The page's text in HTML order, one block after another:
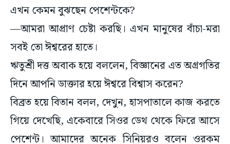
—আমরা আপ্রাণ চেষ্টা করছি। এখন মানুষের বাঁচা-মরা
সবই তো ঈশ্বরের হাতে।
ঋতুশ্রী দত্ত অবাক হয়ে বললেন, বিজ্ঞানের এত অগ্রগতির
দিনে আপনি ডাক্তার হয়ে ঈশ্বরে বিশ্বাস করেন?
বিব্রত হয়ে বিতান বলল, দেখুন, হাসপাতালে কাজ করতে
গিয়ে দেখেছি, একেবারে সিওর ডেথ থেকে ফিরে আসে
পেশেন্ট। আমাদের অনেক সিনিয়রও বলেন ওরকম
এক-একটা অলৌকিক ঘটনা কখনো ঘটে। তখন মনে হয়